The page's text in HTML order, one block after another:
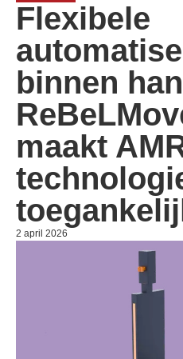
Flexibele
binnen
maakt
2 april 2026